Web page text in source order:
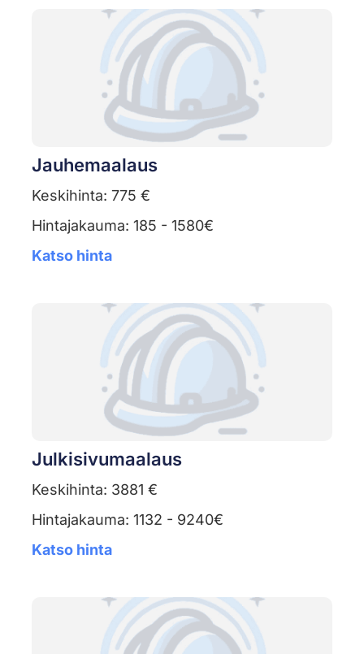
Jauhemaalaus
Keskihinta: 775 €
Hintajakauma: 185 - 1580€
Katso hinta
Julkisivumaalaus
Keskihinta: 3881 €
Hintajakauma: 1132 - 9240€
Katso hinta